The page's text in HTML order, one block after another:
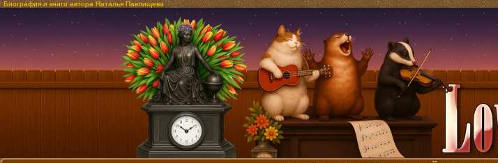
Биография и книги автора Наталья Павлищева